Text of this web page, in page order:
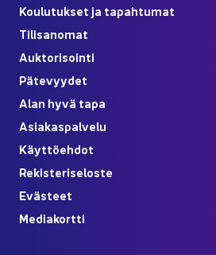
Kou­lu­tuk­set ja ta­pah­tu­mat
Ti­li­sa­no­mat
Auk­to­ri­soin­ti
Pä­te­vyy­det
Alan hyvä tapa
Asia­kas­pal­ve­lu
Käyt­tö­eh­dot
Re­kis­te­ri­se­los­te
Eväs­teet
Me­dia­kort­ti